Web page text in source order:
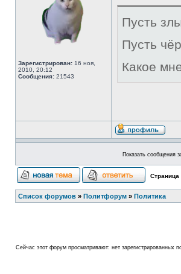
Зарегистрирован: 16 ноя,
2010, 20:12
Сообщения: 21543
Пусть
Пусть
Какое
Показать сообщения
Страница
Список форумов » Политфорум » Политика
Сейчас этот форум просматривают: нет зарегистрированных